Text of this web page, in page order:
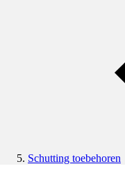
Schutting toebehoren